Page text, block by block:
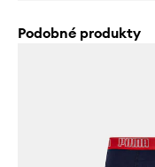
Podobné produkty